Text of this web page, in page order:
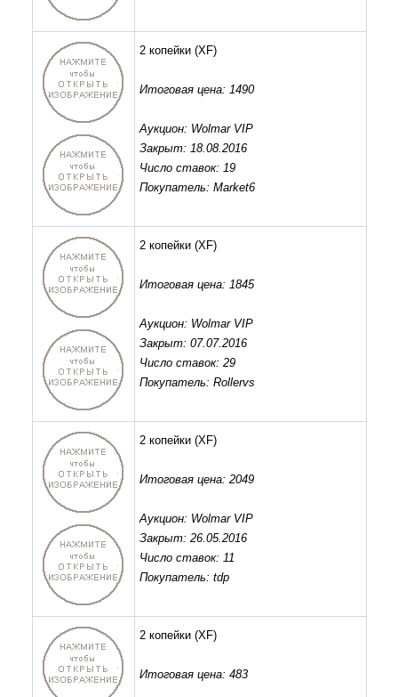
2 копейки(XF)
Итоговая цена: 1490
Аукцион: Wolmar VIP
Закрыт: 18.08.2016
Число ставок: 19
Покупатель: Market6
2 копейки(XF)
Итоговая цена: 1845
Аукцион: Wolmar VIP
Закрыт: 07.07.2016
Число ставок: 29
Покупатель: Rollervs
2 копейки(XF)
Итоговая цена: 2049
Аукцион: Wolmar VIP
Закрыт: 26.05.2016
Число ставок: 11
Покупатель: tdp
2 копейки(XF)
Итоговая цена: 483